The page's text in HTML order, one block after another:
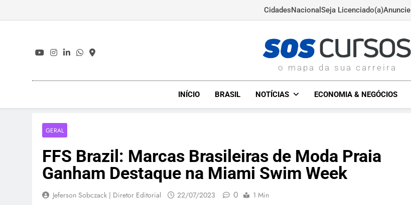
CidadesNacional Seja Licenciado(a)Anuncie
SOSCURSOS.COM.BR
o mapa da sua carreira
INÍCIO BRASIL NOTÍCIAS ECONOMIA & NEGÓCIOS
GERAL
FFS Brazil: Marcas Brasileiras de Moda Praia
Ganham Destaque na Miami Swim Week
Jeferson Sobczack | Diretor Editorial 22/07/2023 0 1 Min